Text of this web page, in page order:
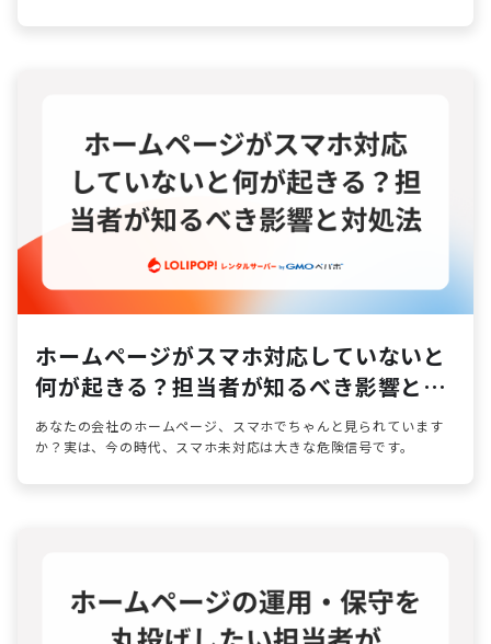
ホームページがスマホ対応していないと
何が起きる？担当者が知るべき影響と対
処法
あなたの会社のホームページ、スマホでちゃんと見られています
か？実は、今の時代、スマホ未対応は大きな危険信号です。